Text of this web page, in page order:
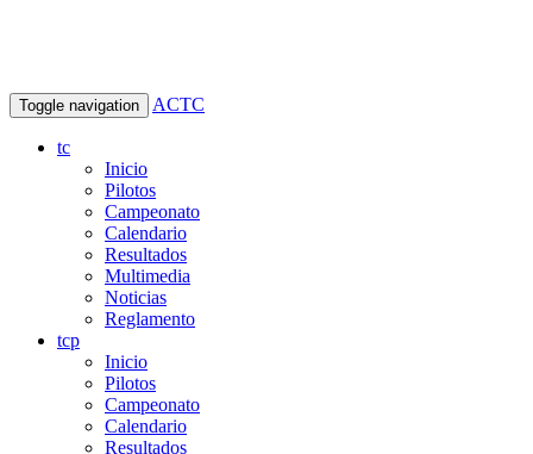
Toggle navigation ACTC
tc
Inicio
Pilotos
Campeonato
Calendario
Resultados
Multimedia
Noticias
Reglamento
tcp
Inicio
Pilotos
Campeonato
Calendario
Resultados